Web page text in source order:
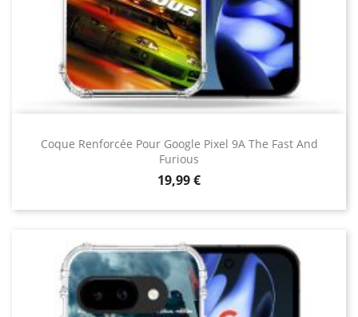
Coque Renforcée Pour Google Pixel 9A The Fast And
Furious
Prix
19,99 €